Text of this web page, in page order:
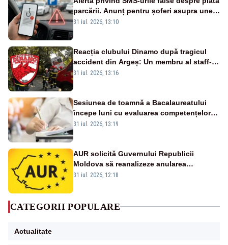
parcării. Anunț pentru șoferi asupra unei
noi metode de fraudă online
31 iul. 2026, 13:10
Reacția clubului Dinamo după tragicul
accident din Argeș: Un membru al staff-
ului medical a murit, antrenorul Adrian
31 iul. 2026, 13:16
Sesiunea de toamnă a Bacalaureatului
începe luni cu evaluarea competențelor
orale la Limba română
31 iul. 2026, 13:19
AUR solicită Guvernului Republicii
Moldova să reanalizeze anularea
concertului de Ziua Limbii Române
31 iul. 2026, 12:18
CATEGORII POPULARE
Actualitate